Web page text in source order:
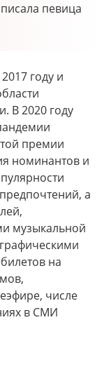
певица
году и
В 2020 году
премии
номинантов и
а
музыкальной
на
числе
в СМИ